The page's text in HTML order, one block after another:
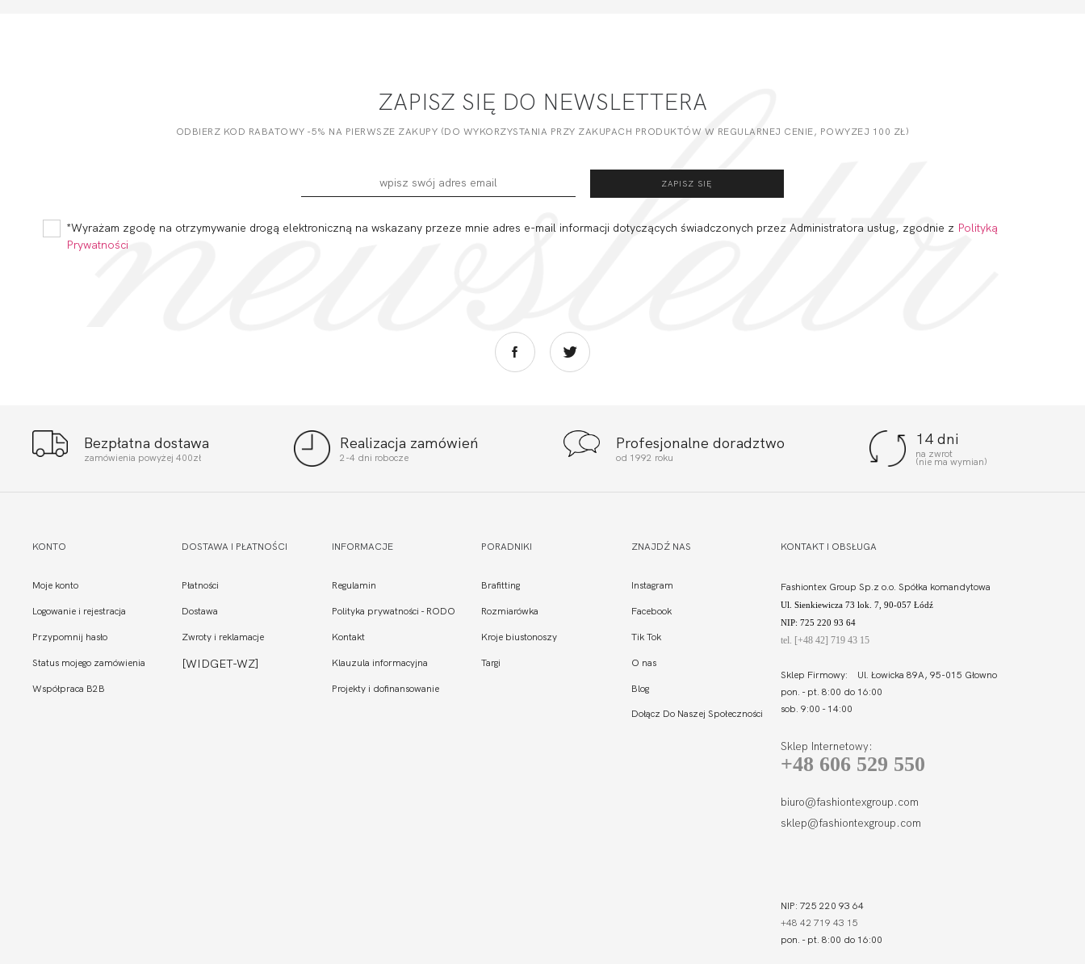
ZAPISZ SIĘ DO NEWSLETTERA
ODBIERZ KOD RABATOWY -5% NA PIERWSZE ZAKUPY (DO WYKORZYSTANIA PRZY ZAKUPACH PRODUKTÓW W REGULARNEJ CENIE, POWYZEJ 100 ZŁ)
*Wyrażam zgodę na otrzymywanie drogą elektroniczną na wskazany przeze mnie adres e-mail informacji dotyczących świadczonych przez Administratora usług, zgodnie z Polityką
Prywatności
Bezpłatna dostawa
zamówienia powyżej 400zł
Realizacja zamówień
2-4 dni robocze
Profesjonalne doradztwo
od 1992 roku
14 dni
na zwrot
(nie ma wymian)
KONTO
Moje konto
Logowanie i rejestracja
Przypomnij hasło
Status mojego zamówienia
Współpraca B2B
DOSTAWA I PŁATNOŚCI
Płatności
Dostawa
Zwroty i reklamacje
[WIDGET-WZ]
INFORMACJE
Regulamin
Polityka prywatności - RODO
Kontakt
Klauzula informacyjna
Projekty i dofinansowanie
PORADNIKI
Brafitting
Rozmiarówka
Kroje biustonoszy
Targi
ZNAJDŹ NAS
Instagram
Facebook
Tik Tok
O nas
Blog
Dołącz Do Naszej Społeczności
KONTAKT I OBSŁUGA
Fashiontex Group Sp.z o.o. Spółka komandytowa
Ul. Sienkiewicza 73 lok. 7, 90-057 Łódź
NIP: 725 220 93 64
tel. [+48 42] 719 43 15
Sklep Firmowy: Ul. Łowicka 89A, 95-015 Głowno
pon. - pt. 8:00 do 16:00
sob. 9:00 - 14:00
Sklep Internetowy:
+48 606 529 550
biuro@fashiontexgroup.com
sklep@fashiontexgroup.com
NIP: 725 220 93 64
+48 42 719 43 15
pon. - pt. 8:00 do 16:00